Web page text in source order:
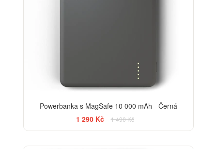
Powerbanka s MagSafe 10 000 mAh - Černá
1 290 Kč
1 490 Kč